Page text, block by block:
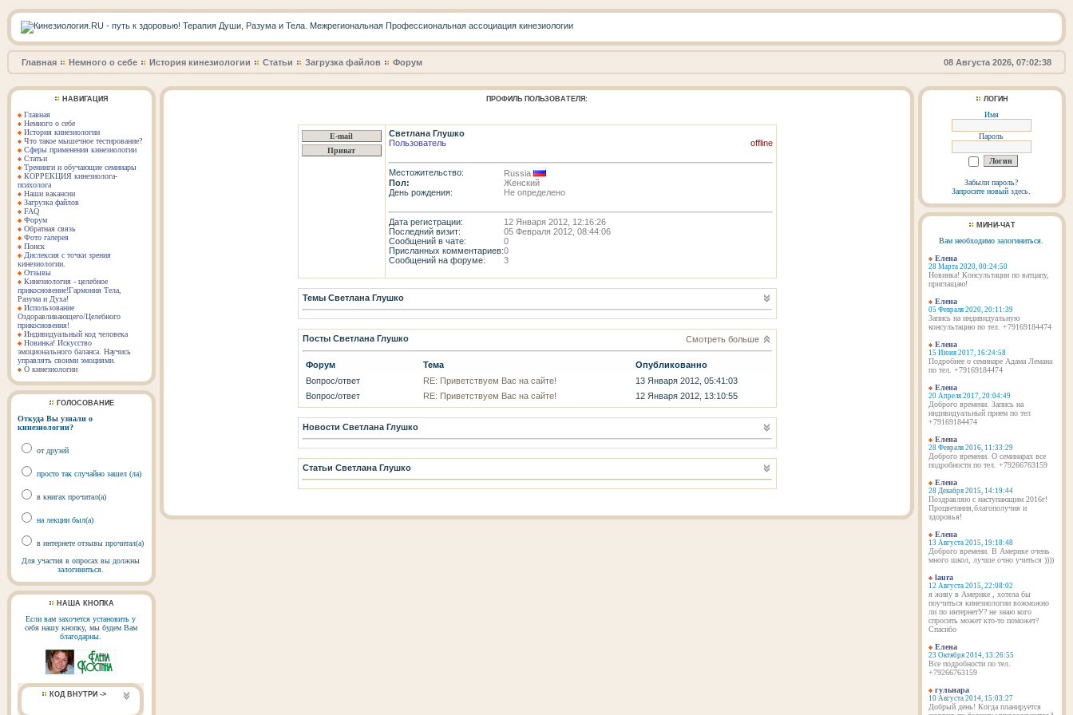
Главная Немного о себе История кинезиологии Статьи Загрузка файлов Форум 08 Августа 2026, 07:02:38
НАВИГАЦИЯ
Главная
Немного о себе
История кинезиологии
Что такое мышечное тестирование?
Сферы применения кинезиологии
Статьи
Тренинги и обучающие семинары
КОРРЕКЦИЯ кинезиолога-
психолога
Наши вакансии
Загрузка файлов
FAQ
Форум
Обратная связь
Фото галерея
Поиск
Дислексия с точки зрения
кинезиологии.
Отзывы
Кинезиология - целебное
прикосновение!Гармония Тела,
Разума и Духа!
Использование
Оздоравливающего/Целебного
прикосновения!
Индивидуальный код человека
Новинка! Искусство
эмоционального баланса. Научись
управлять своими эмоциями.
О кинезиологии
ГОЛОСОВАНИЕ
Откуда Вы узнали о
кинезиологии?
от друзей
просто так случайно зашел (ла)
в книгах прочитал(а)
на лекции был(а)
в интернете отзывы прочитал(а)
Для участия в опросах вы должны
залогиниться.
НАША КНОПКА
Если вам захочется установить у
себя нашу кнопку, мы будем Вам
благодарны.
КОД ВНУТРИ ->
ПРОФИЛЬ ПОЛЬЗОВАТЕЛЯ:
Светлана Глушко
Пользователь
offline
Местожительство:
Russia
Пол:
Женский
День рождения:
Не определено
Дата регистрации:
12 Января 2012, 12:16:26
Последний визит:
05 Февраля 2012, 08:44:06
Сообщений в чате:
0
Присланных комментариев:0
Сообщений на форуме:
3
Темы Светлана Глушко
Посты Светлана Глушко Смотреть больше
Форум Тема
Опубликованно
Вопрос/ответ
RE: Приветствуем Вас на сайте!
13 Января 2012, 05:41:03
Вопрос/ответ
RE: Приветствуем Вас на сайте! 12 Января 2012, 13:10:55
Новости Светлана Глушко
Статьи Светлана Глушко
ЛОГИН
Имя
Пароль
Забыли пароль?
Запросите новый здесь.
МИНИ-ЧАТ
Вам необходимо залогиниться.
Елена
28 Марта 2020, 00:24:50
Новинка! Консультации по ватцапу,
приглащаю!
Елена
05 Февраля 2020, 20:11:39
Запись на индивидуальную
консультацию по тел. +79169184474
Елена
15 Июня 2017, 16:24:58
Подробнее о семинаре Адама Лемана
по тел. +79169184474
Елена
20 Апреля 2017, 20:04:49
Доброго времени. Запись на
индивидуальный прием по тел
+79169184474
Елена
28 Февраля 2016, 11:33:29
Доброго времени. О семинарах все
подробности по тел. +79266763159
Елена
28 Декабря 2015, 14:19:44
Поздравляю с наступающим 2016г!
Процветания,благополучия и
здоровья!
Елена
13 Августа 2015, 19:18:48
Доброго времени. В Америке очень
много школ, лучше очно учиться ))))
laura
12 Августа 2015, 22:08:02
я живу в Америке , хотела бы
поучиться кинезиологии вожможно
ли по интернетУ? не знаю кого
спросить может кто-то поможет?
Спасибо
Елена
23 Октября 2014, 13:26:55
Все подробности по тел.
+79266763159
гульнара
10 Августа 2014, 15:03:27
Добрый день! Когда планируется